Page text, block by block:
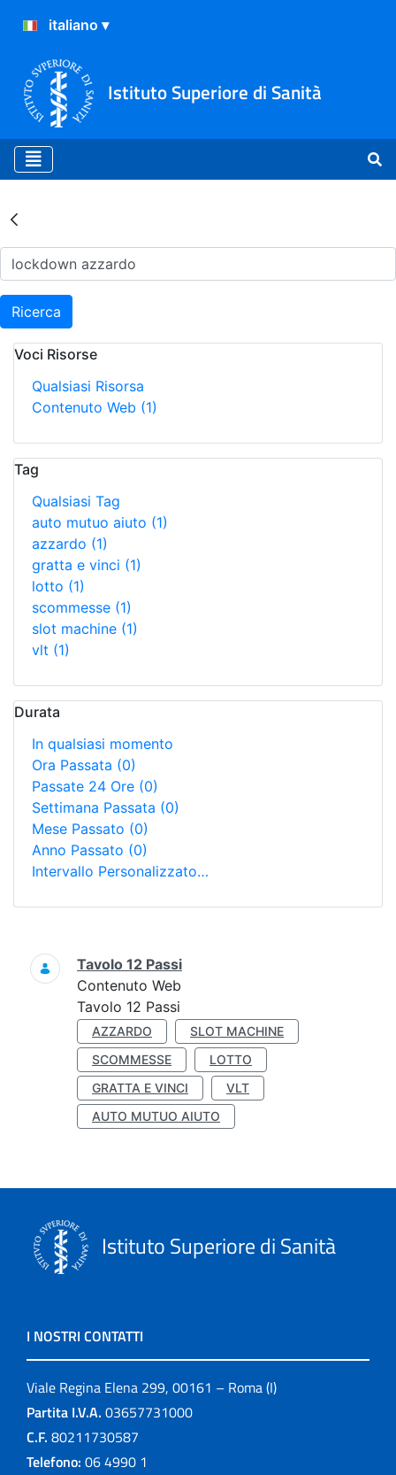
Istituto Superiore di Sanità
Risultati della Ricerca -
Ricerca
Voci Risorse
Qualsiasi Risorsa
Contenuto Web (1)
Tag
Qualsiasi Tag
auto mutuo aiuto (1)
azzardo (1)
gratta e vinci (1)
lotto (1)
scommesse (1)
slot machine (1)
vlt (1)
Durata
In qualsiasi momento
Ora Passata (0)
Passate 24 Ore (0)
Settimana Passata (0)
Mese Passato (0)
Anno Passato (0)
Intervallo Personalizzato…
Ricerca
Tavolo 12 Passi
Contenuto Web
Tavolo 12 Passi
AZZARDO
SLOT MACHINE
SCOMMESSE
LOTTO
GRATTA E VINCI
VLT
AUTO MUTUO AIUTO
Istituto Superiore di Sanità
I NOSTRI CONTATTI
Viale Regina Elena 299, 00161 – Roma (I)
Partita I.V.A. 03657731000
C.F. 80211730587
Telefono: 06 4990 1